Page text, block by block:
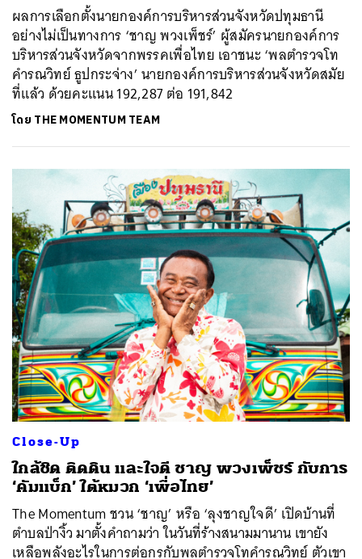
ผลการเลือกตั้งนายกองค์การบริหารส่วนจังหวัดปทุมธานี
อย่างไม่เป็นทางการ ‘ชาญ พวงเพ็ชร์’ ผู้สมัครนายกองค์การ
บริหารส่วนจังหวัดจากพรรคเพื่อไทย เอาชนะ ‘พลตำรวจโท
คำรณวิทย์ ธูปกระจ่าง’ นายกองค์การบริหารส่วนจังหวัดสมัย
ที่แล้ว ด้วยคะแนน 192,287 ต่อ 191,842
โดย THE MOMENTUM TEAM
Close-Up
ใกล้ชิด ติดดิน และใจดี ชาญ พวงเพ็ชร์ กับการ
‘คัมแบ็ก’ ใต้หมวก ‘เพื่อไทย’
The Momentum ชวน ‘ชาญ’ หรือ ‘ลุงชาญใจดี’ เปิดบ้านที่
ตำบลป่างิ้ว มาตั้งคำถามว่า ในวันที่ร้างสนามมานาน เขายัง
เหลือพลังอะไรในการต่อกรกับพลตำรวจโทคำรณวิทย์ ตัวเขา
ค้นหา
SHARE TWEET LINE EMAIL